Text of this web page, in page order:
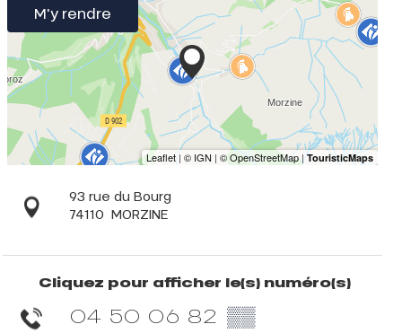
M'y rendre
93 rue du Bourg
74110 MORZINE
Cliquez pour afficher le(s) numéro(s)
04 50 06 82 ▒▒